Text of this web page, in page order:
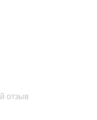
отзыв